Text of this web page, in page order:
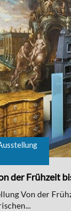
der Frühzeit
Von der